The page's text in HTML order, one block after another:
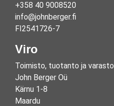
+358 40 9008520
info@johnberger.fi
FI2541726-7
Viro
Toimisto, tuotanto ja varasto
John Berger Oü
Kärnu 1-8
Maardu